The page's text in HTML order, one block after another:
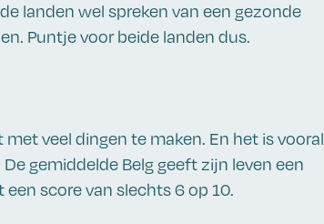
landen wel spreken van een gezonde
Puntje voor beide landen dus.
veel dingen te maken. En het is vooral
gemiddelde Belg geeft zijn leven een
score van slechts 6 op 10.